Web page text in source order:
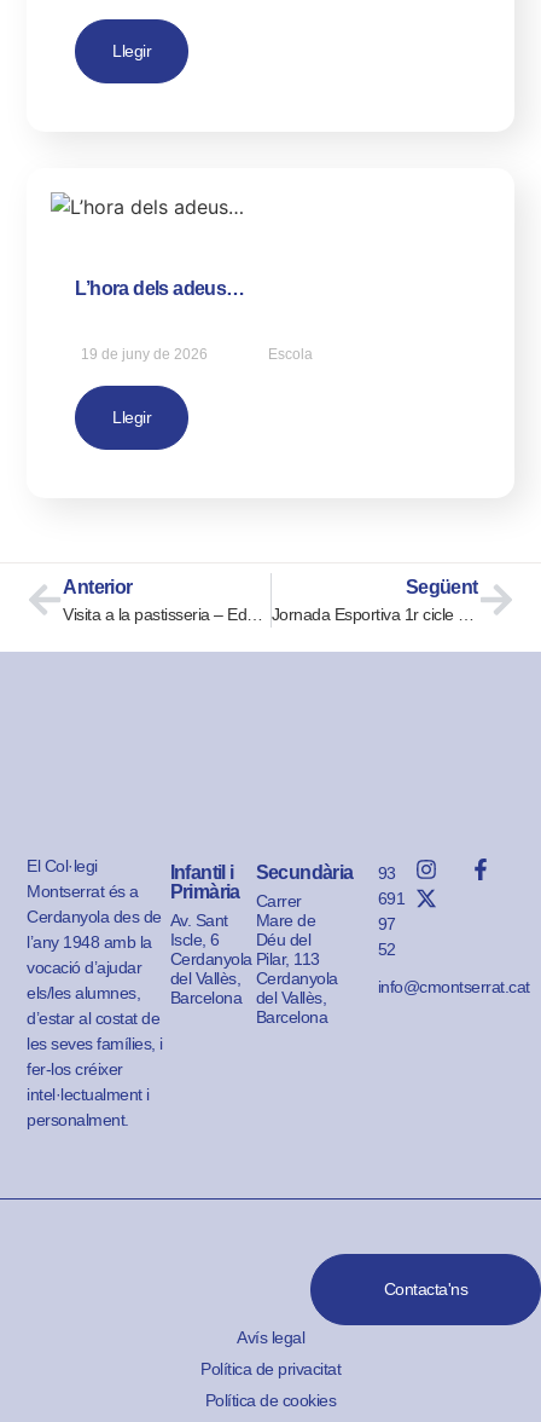
Llegir
L’hora dels adeus…
19 de juny de 2026 Escola
Llegir
Anterior Següent
El Col·legi
Montserrat és a
Cerdanyola des de
l’any 1948 amb la
vocació d’ajudar
els/les alumnes,
d’estar al costat de
les seves famílies, i
fer-los créixer
intel·lectualment i
personalment.
Infantil i
Primària
Av. Sant
Iscle, 6
Cerdanyola
del Vallès,
Barcelona
Secundària
Carrer
Mare de
Déu del
Pilar, 113
Cerdanyola
del Vallès,
Barcelona
93
691
97
52
info@cmontserrat.cat
Contacta'ns
Avís legal
Política de privacitat
Política de cookies